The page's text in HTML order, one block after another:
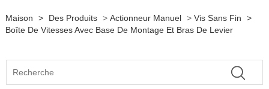
Maison > Des Produits > Actionneur Manuel > Vis Sans Fin
>
Boîte De Vitesses Avec Base De Montage Et Bras De Levier